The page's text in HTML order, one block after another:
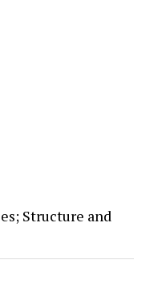
Structure and